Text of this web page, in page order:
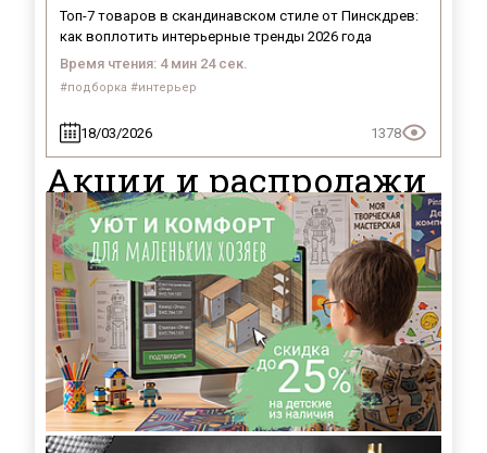
Я ознакомлен с
в отношении
обработки персональных данных и
согласен на их обработку.
Топ-7 товаров в скандинавском стиле от Пинскдрев:
как воплотить интерьерные тренды 2026 года
Время чтения: 4 мин 24 сек.
#подборка #интерьер
18/03/2026 1378
Акции и распродажи